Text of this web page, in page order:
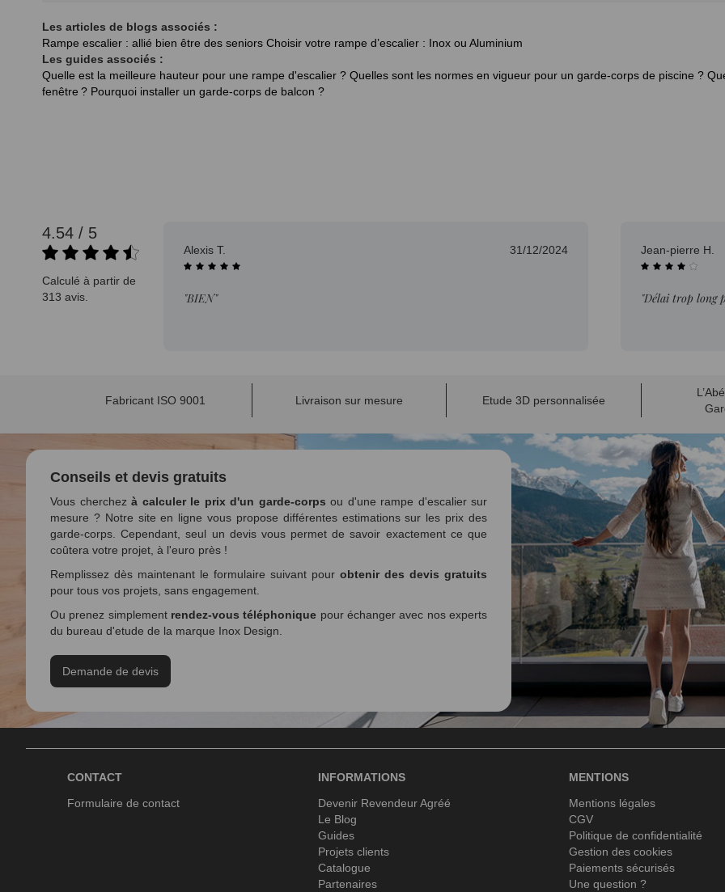
Les articles de blogs associés :
Rampe escalier : allié bien être des seniors Choisir votre rampe d’escalier : Inox ou Aluminium
Les guides associés :
Quelle est la meilleure hauteur pour une rampe d'escalier ? Quelles sont les normes en vigueur pour un garde-corps de piscine ?
fenêtre ? Pourquoi installer un garde-corps de balcon ?
4.54 / 5
Calculé à partir de
313 avis.
08/08/2025 Alexis T. 31/12/2024
"BIEN"
Jean-pierre H.
"Délai trop long
Fabricant ISO 9001 Livraison sur mesure Etude 3D personnalisée
Conseils et devis gratuits
Vous cherchez à calculer le prix d'un garde-corps ou d'une rampe d'escalier sur
mesure ? Notre site en ligne vous propose différentes estimations sur les prix des
garde-corps. Cependant, seul un devis vous permet de savoir exactement ce que
coûtera votre projet, à l'euro près !
Remplissez dès maintenant le formulaire suivant pour obtenir des devis gratuits
pour tous vos projets, sans engagement.
Ou prenez simplement rendez-vous téléphonique pour échanger avec nos experts
du bureau d'etude de la marque Inox Design.
Demande de devis
CONTACT
Formulaire de contact
INFORMATIONS
Devenir Revendeur Agréé
Le Blog
Guides
Projets clients
Catalogue
Partenaires
MENTIONS
Mentions légales
CGV
Politique de confidentialité
Gestion des cookies
Paiements sécurisés
Une question ?